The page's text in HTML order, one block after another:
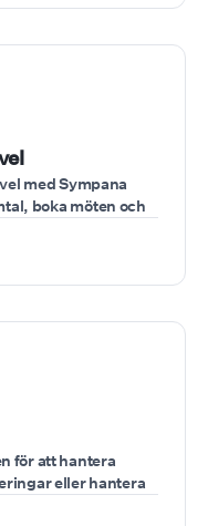
med Sympana
boka möten och
GHL utan kod.
för att hantera
eller hantera